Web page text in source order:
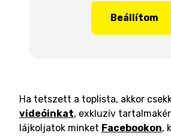
Beállítom
Ha tetszett a toplista, akkor
videóinkat, exkluzív
lájkoljatok minket Facebookon,